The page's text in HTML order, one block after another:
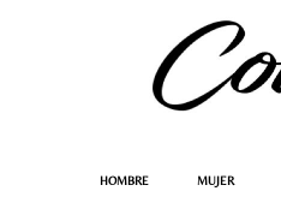
HOMBRE MUJER